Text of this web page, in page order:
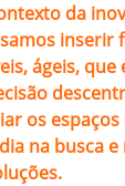
da
inserir
ágeis,
os
na busca